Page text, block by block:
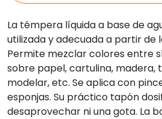
La témpera líquida a base de
utilizada y adecuada a partir de
Permite mezclar colores entre
sobre papel, cartulina, madera,
modelar, etc. Se aplica con
esponjas. Su práctico tapón
desaprovechar ni una gota. La